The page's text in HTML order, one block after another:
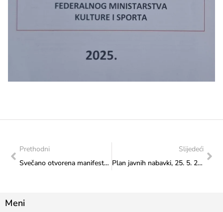
Prethodni
Svečano otvorena manifestacija „Svijet mogućnosti“
Slijedeći
Plan javnih nabavki, 25. 5. 2026.
Meni